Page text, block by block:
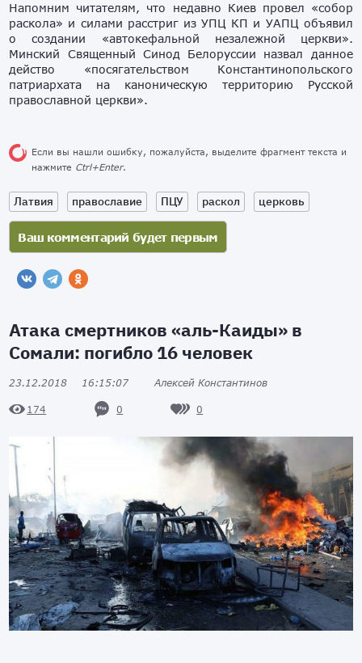
Напомним читателям, что недавно Киев провел «собор
раскола» и силами расстриг из УПЦ КП и УАПЦ объявил
о создании «автокефальной незалежной церкви».
Минский Священный Синод Белоруссии назвал данное
действо «посягательством Константинопольского
патриархата на каноническую территорию Русской
православной церкви».
Если вы нашли ошибку, пожалуйста, выделите фрагмент текста и
нажмите Ctrl+Enter.
Латвия православие ПЦУ раскол церковь
Атака смертников «аль-Каиды» в
Сомали: погибло 16 человек
23.12.2018 16:15:07 Алексей Константинов
174 0 0